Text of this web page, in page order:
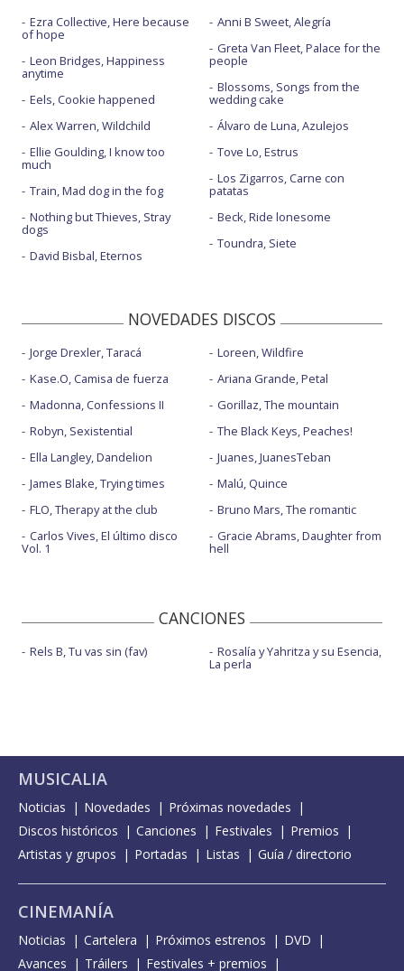
Ezra Collective, Here because
of hope
Leon Bridges, Happiness
anytime
Eels, Cookie happened
Alex Warren, Wildchild
Ellie Goulding, I know too
much
Train, Mad dog in the fog
Nothing but Thieves, Stray
dogs
David Bisbal, Eternos
Anni B Sweet, Alegría
Greta Van Fleet, Palace for the
people
Blossoms, Songs from the
wedding cake
Álvaro de Luna, Azulejos
Tove Lo, Estrus
Los Zigarros, Carne con
patatas
Beck, Ride lonesome
Toundra, Siete
NOVEDADES DISCOS
Jorge Drexler, Taracá
Kase.O, Camisa de fuerza
Madonna, Confessions II
Robyn, Sexistential
Ella Langley, Dandelion
James Blake, Trying times
FLO, Therapy at the club
Carlos Vives, El último disco
Vol. 1
Loreen, Wildfire
Ariana Grande, Petal
Gorillaz, The mountain
The Black Keys, Peaches!
Juanes, JuanesTeban
Malú, Quince
Bruno Mars, The romantic
Gracie Abrams, Daughter from
hell
CANCIONES
Rels B, Tu vas sin (fav) Rosalía y Yahritza y su Esencia,
La perla
MUSICALIA
Noticias Novedades
Próximas novedades
Discos históricos
Canciones Festivales
Premios
Artistas y grupos
Portadas Listas Guía / directorio
CINEMANÍA
Noticias Cartelera Próximos estrenos
DVD
Avances
Tráilers Festivales + premios